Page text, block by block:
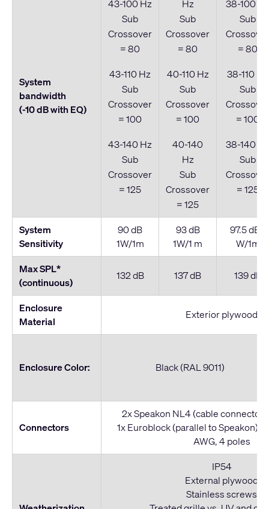
System
bandwidth
(-10 dB with EQ)
43-100 Hz
Sub
Crossover
= 80
43-110 Hz
Sub
Crossover
= 100
43-140 Hz
Sub
Crossover
= 125
Hz
Sub
Crossover
= 80
40-110 Hz
Sub
Crossover
= 100
40-140
Hz
Sub
Crossover
= 125
38-100 Hz
Sub
Crossover
= 80
38-110 Hz
Sub
Crossover
= 100
38-140 Hz
Sub
Crossover
= 125
System
Sensitivity
90 dB
1W/1m
93 dB
1W/1 m
97.5 dB 1
W/1m
Max SPL*
(continuous)
132 dB 137 dB 139 dB
Enclosure
Material
Exterior plywood
Enclosure Color: Black (RAL 9011)
Connectors
2x Speakon NL4 (cable connector
1x Euroblock (parallel to Speakon):
AWG, 4 poles
IP54
External plywood
Stainless screws